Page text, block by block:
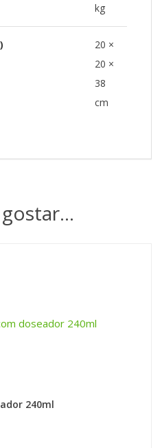
kg
20 ×
20 ×
38
cm
240ml